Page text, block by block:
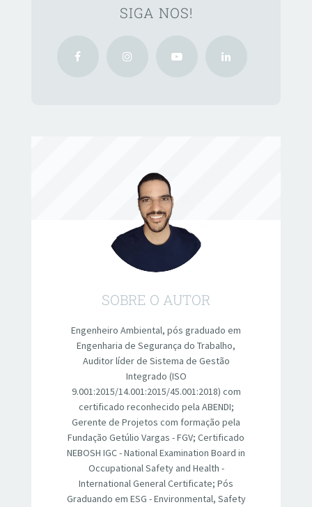
SIGA NOS!
SOBRE O AUTOR
Engenheiro Ambiental, pós graduado em
Engenharia de Segurança do Trabalho,
Auditor líder de Sistema de Gestão
Integrado (ISO
9.001:2015/14.001:2015/45.001:2018) com
certificado reconhecido pela ABENDI;
Gerente de Projetos com formação pela
Fundação Getúlio Vargas - FGV; Certificado
NEBOSH IGC - National Examination Board in
Occupational Safety and Health -
International General Certificate; Pós
Graduando em ESG - Environmental, Safety